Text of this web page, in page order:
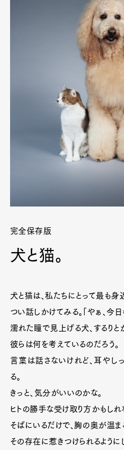
完全保存版
犬と猫。
犬と猫は、私たちにとって最も身
つい話しかけてみる。「やぁ、今日
濡れた瞳で見上げる犬、するりと
彼らは何を考えているのだろう。
言葉は話さないけれど、耳やし
る。
きっと、気分がいいのかな。
ヒトの勝手な受け取り方かもしれ
そばにいるだけで、胸の奥が温ま
その存在に惹きつけられるようにし